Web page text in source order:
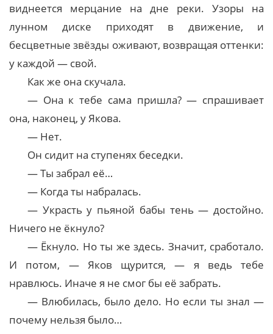
виднеется мерцание на дне реки. Узоры на
лунном диске приходят в движение, и
бесцветные звёзды оживают, возвращая оттенки:
у каждой — свой.
Как же она скучала.
— Она к тебе сама пришла? — спрашивает
она, наконец, у Якова.
— Нет.
Он сидит на ступенях беседки.
— Ты забрал её…
— Когда ты набралась.
— Украсть у пьяной бабы тень — достойно.
Ничего не ёкнуло?
— Ёкнуло. Но ты же здесь. Значит, сработало.
И потом, — Яков щурится, — я ведь тебе
нравлюсь. Иначе я не смог бы её забрать.
— Влюбилась, было дело. Но если ты знал —
почему нельзя было…